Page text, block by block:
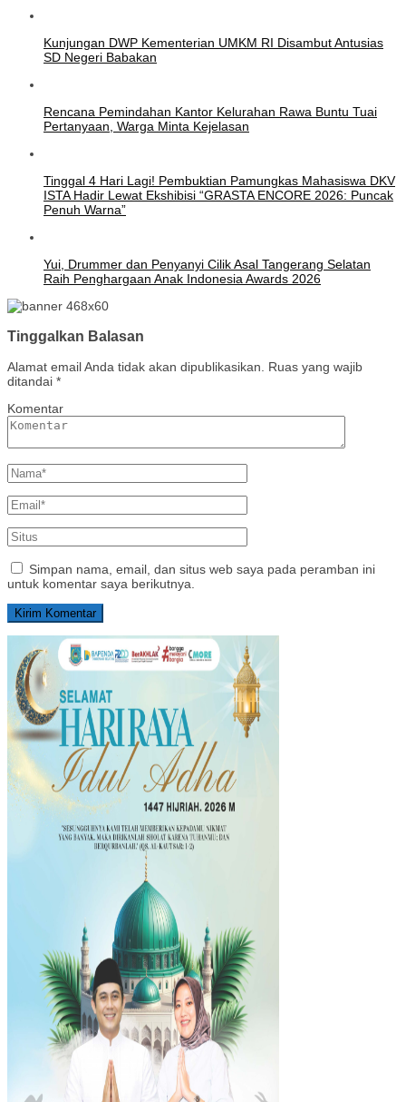
Kunjungan DWP Kementerian UMKM RI Disambut Antusias
SD Negeri Babakan
Rencana Pemindahan Kantor Kelurahan Rawa Buntu Tuai
Pertanyaan, Warga Minta Kejelasan
Tinggal 4 Hari Lagi! Pembuktian Pamungkas Mahasiswa DKV
ISTA Hadir Lewat Ekshibisi “GRASTA ENCORE 2026: Puncak
Penuh Warna”
Yui, Drummer dan Penyanyi Cilik Asal Tangerang Selatan
Raih Penghargaan Anak Indonesia Awards 2026
Tinggalkan Balasan
Alamat email Anda tidak akan dipublikasikan. Ruas yang wajib
ditandai *
Komentar
Simpan nama, email, dan situs web saya pada peramban ini
untuk komentar saya berikutnya.